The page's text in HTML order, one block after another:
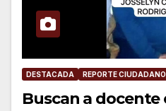
DESTACADA REPORTE CIUDADANO
Buscan a docente